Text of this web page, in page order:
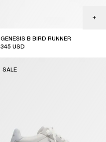
GENESIS B BIRD RUNNER
345 USD
SALE